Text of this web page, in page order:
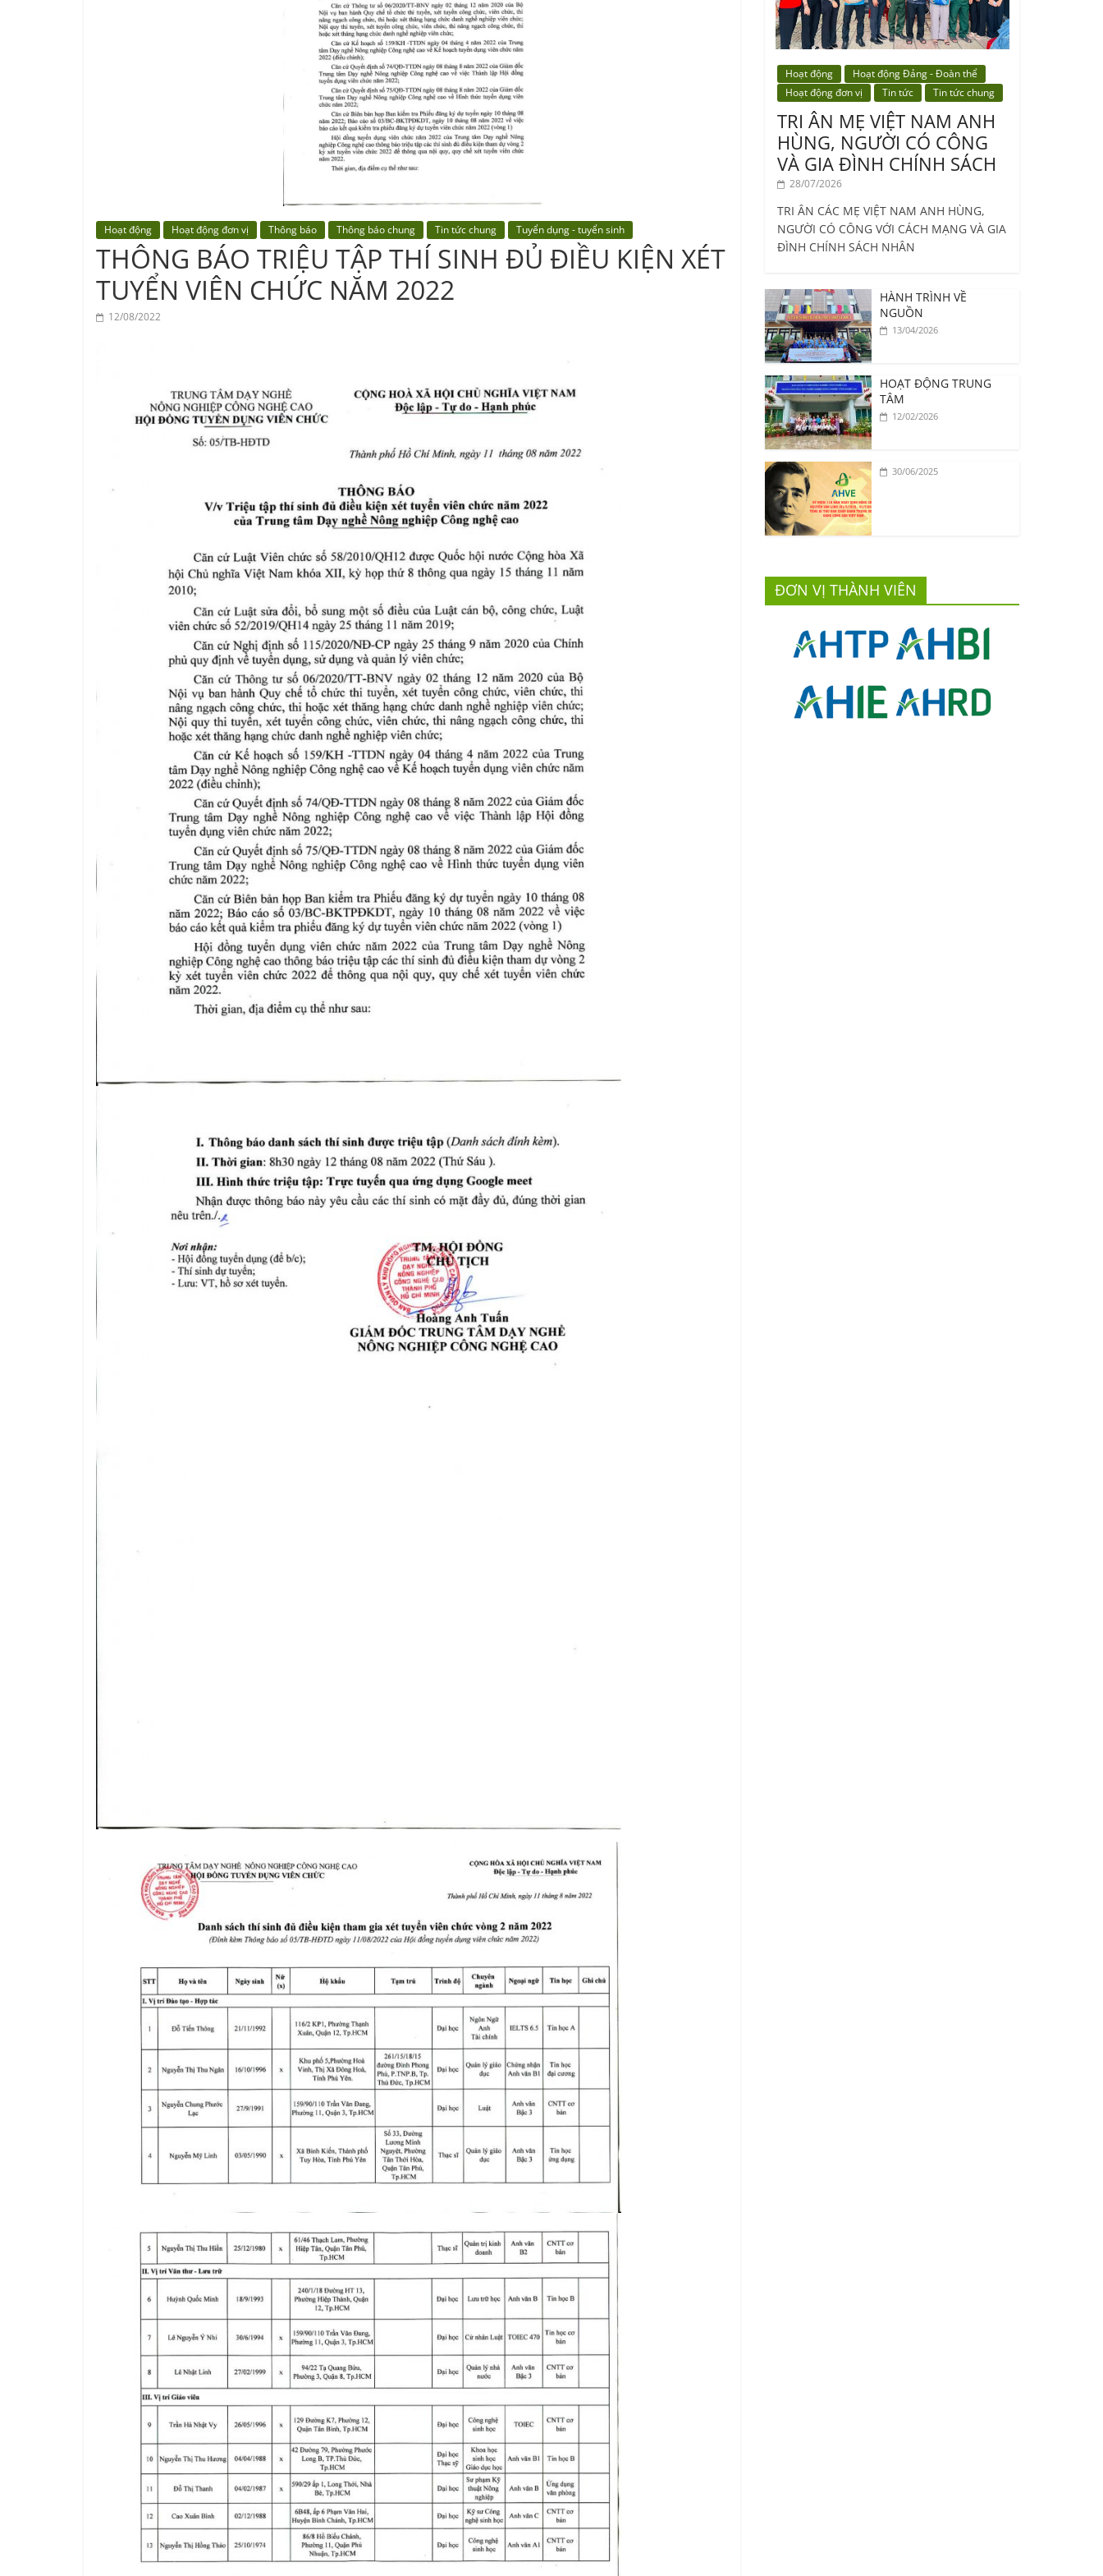
Hoạt động Hoạt động đơn vị Thông báo Thông báo chung Tin tức chung Tuyển dụng - tuyển sinh
THÔNG BÁO TRIỆU TẬP THÍ SINH ĐỦ ĐIỀU KIỆN XÉT
TUYỂN VIÊN CHỨC NĂM 2022
12/08/2022
Hoạt động
Hoạt động Đảng - Đoàn thể
Hoạt động đơn vị
Tin tức Tin tức chung
TRI ÂN MẸ VIỆT NAM ANH
HÙNG, NGƯỜI CÓ CÔNG
VÀ GIA ĐÌNH CHÍNH SÁCH
28/07/2026
TRI ÂN CÁC MẸ VIỆT NAM ANH HÙNG,
NGƯỜI CÓ CÔNG VỚI CÁCH MẠNG VÀ GIA
ĐÌNH CHÍNH SÁCH NHÂN
HÀNH TRÌNH VỀ
NGUỒN
13/04/2026
HOẠT ĐỘNG TRUNG
TÂM
12/02/2026
30/06/2025
ĐƠN VỊ THÀNH VIÊN